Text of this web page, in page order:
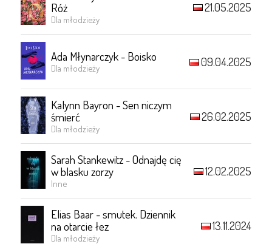
Róż
Dla młodzieży
21.05.2025
Ada Młynarczyk - Boisko
Dla młodzieży 09.04.2025
Kalynn Bayron - Sen niczym
śmierć
Dla młodzieży
26.02.2025
Sarah Stankewitz - Odnajdę cię
w blasku zorzy
Inne
12.02.2025
Elias Baar - smutek. Dziennik
na otarcie łez
Dla młodzieży
13.11.2024